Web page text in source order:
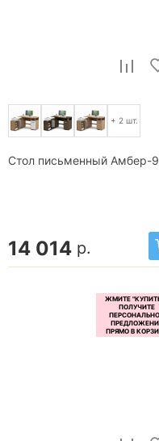
+ 2 шт.
Стол письменный Амбер-9
14 014 р.